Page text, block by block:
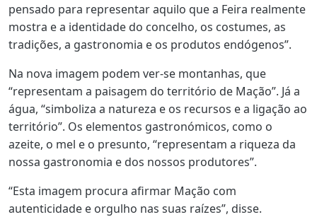
pensado para representar aquilo que a Feira realmente
mostra e a identidade do concelho, os costumes, as
tradições, a gastronomia e os produtos endógenos”.
Na nova imagem podem ver-se montanhas, que
“representam a paisagem do território de Mação”. Já a
água, “simboliza a natureza e os recursos e a ligação ao
território”. Os elementos gastronómicos, como o
azeite, o mel e o presunto, “representam a riqueza da
nossa gastronomia e dos nossos produtores”.
“Esta imagem procura afirmar Mação com
autenticidade e orgulho nas suas raízes”, disse.